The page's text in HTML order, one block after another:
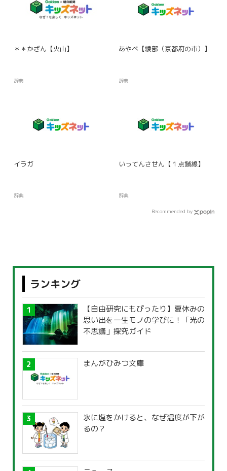
＊＊かざん【火山】
辞典
あやべ【綾部（京都府の市）】
辞典
イラガ
辞典
いってんさせん【１点鎖線】
辞典
Recommended by
ランキング
【自由研究にもぴったり】夏休みの
思い出を一生モノの学びに！「光の
不思議」探究ガイド
まんがひみつ文庫
氷に塩をかけると、なぜ温度が下が
るの？